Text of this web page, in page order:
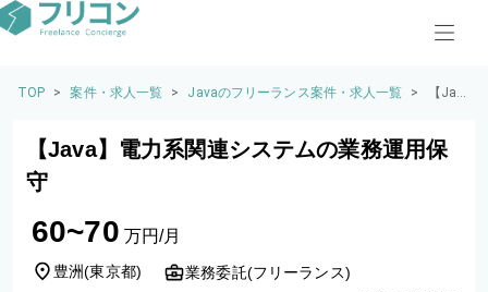
TOP > 案件・求人一覧 > Javaのフリーランス案件・求人一覧 >
【Jav
関連
【Java】電力系関連システムの業務運用保
守
60~70 万円/月
豊洲(東京都) 業務委託(フリーランス)